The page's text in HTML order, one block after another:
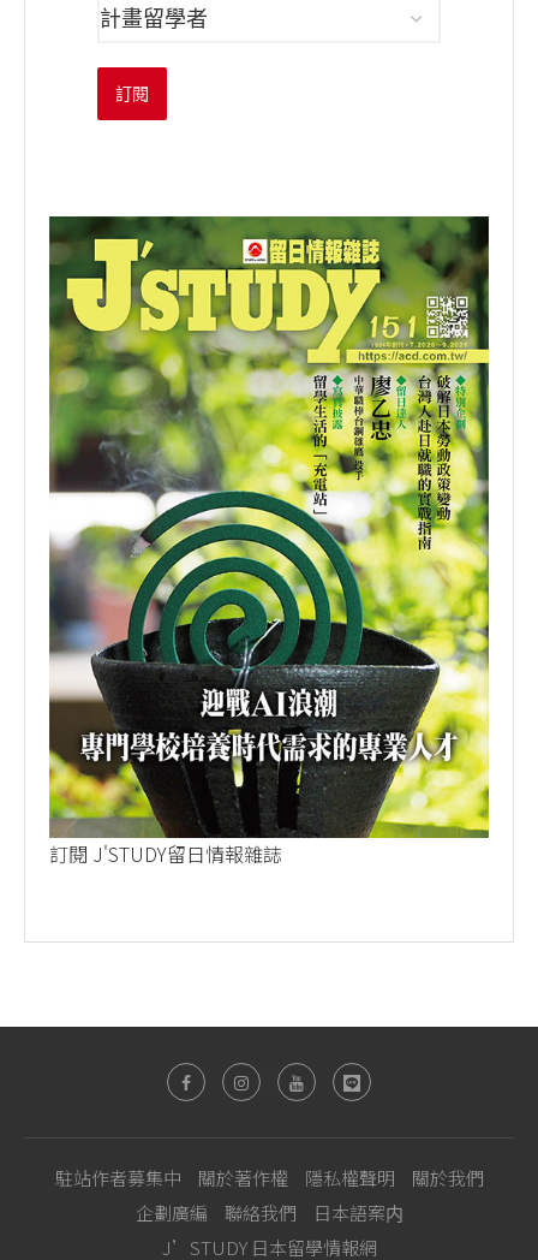
訂閱
訂閱 J'STUDY留日情報雜誌
駐站作者募集中 關於著作權 隱私權聲明
關於我們
企劃廣編
聯絡我們
日本語案内
J’STUDY 日本留學情報網